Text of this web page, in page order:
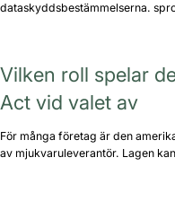
dataskyddsbestämmelserna.
Vilken roll spelar
Act vid valet av
För många företag är den
av mjukvaruleverantör. Lagen